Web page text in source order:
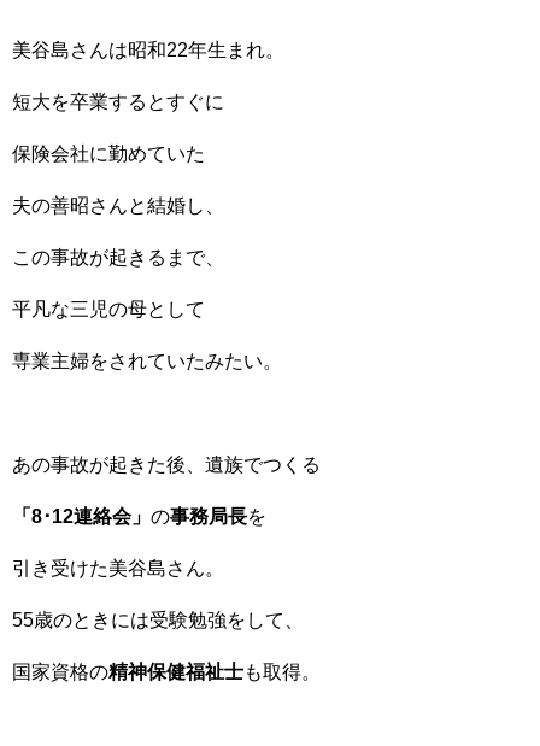
美谷島さんは昭和22年生まれ。
短大を卒業するとすぐに
保険会社に勤めていた
夫の善昭さんと結婚し、
この事故が起きるまで、
平凡な三児の母として
専業主婦をされていたみたい。
あの事故が起きた後、遺族でつくる
「8･12連絡会」 の事務局長を
引き受けた美谷島さん。
55歳のときには受験勉強をして、
国家資格の精神保健福祉士も取得。